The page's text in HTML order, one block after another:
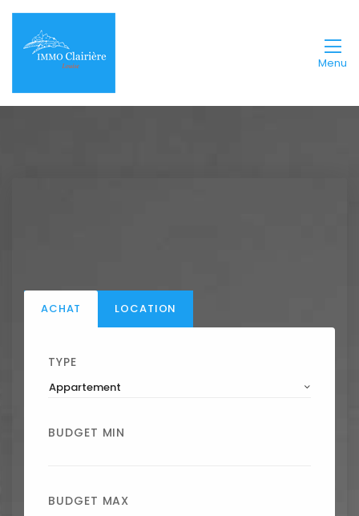
Menu
ACHAT LOCATION
TYPE
Appartement
BUDGET MIN
BUDGET MAX